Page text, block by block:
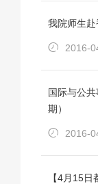
我院师生
2016-
国际与公
期）
2016-
【4月15